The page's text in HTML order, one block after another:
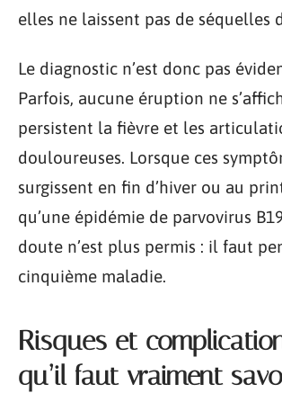
elles ne laissent pas de séquelles
Le diagnostic n’est donc pas
Parfois, aucune éruption ne
persistent la fièvre et les
douloureuses. Lorsque ces
surgissent en fin d’hiver ou au
qu’une épidémie de parvovirus
doute n’est plus permis : il faut
cinquième maladie.
Risques et
qu’il faut vraiment